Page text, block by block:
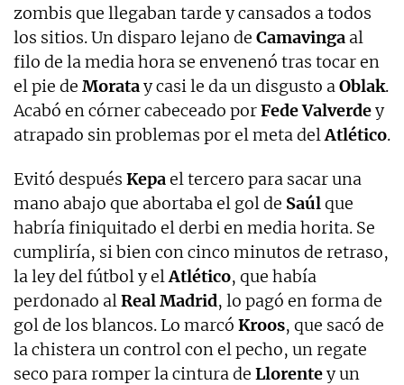
zombis que llegaban tarde y cansados a todos
los sitios. Un disparo lejano de Camavinga al
filo de la media hora se envenenó tras tocar en
el pie de Moratay casi le da un disgusto aOblak.
Acabó en córner cabeceado porFede Valverdey
atrapado sin problemas por el meta delAtlético.
Evitó después Kepael tercero para sacar una
mano abajo que abortaba el gol de Saúlque
habría finiquitado el derbi en media horita. Se
cumpliría, si bien con cinco minutos de retraso,
la ley del fútbol y elAtlético, que había
perdonado alReal Madrid, lo pagó en forma de
gol de los blancos. Lo marcó Kroos, que sacó de
la chistera un control con el pecho, un regate
seco para romper la cintura de Llorentey un